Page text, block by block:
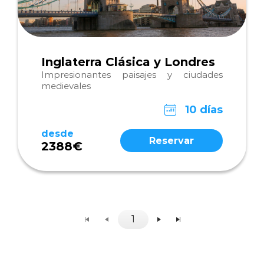
Inglaterra Clásica y Londres
Impresionantes paisajes y ciudades
medievales
10 días
desde
2388€ Reservar
1